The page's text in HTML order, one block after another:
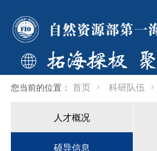

一所概况
现任领导
组织机构
业务部门
新闻公告
中国政府网信息
自然资源要闻
科学研究
科技创新平台
科技开发
科技开发简介
开发资质
科研队伍
博导信息
研究生教育
专业介绍
国际合作
国际合作处简介
新闻动态
国际合作项目
支撑平台
中国大洋样品馆
学术期刊
海洋科学进展
海岸工程
党建群团
信息公开
您当前的位置： 首页 科研队伍
人才概况
硕导信息